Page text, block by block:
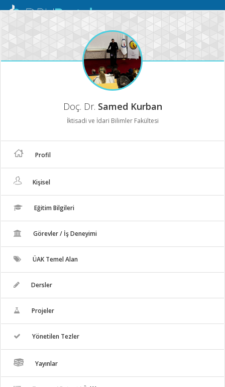
Mobil
Doç. Dr. Samed Kurban
İktisadi ve İdari Bilimler Fakültesi
Profil
Kişisel
Eğitim Bilgileri
Görevler / İş Deneyimi
ÜAK Temel Alan
Dersler
Projeler
Yönetilen Tezler
Yayınlar